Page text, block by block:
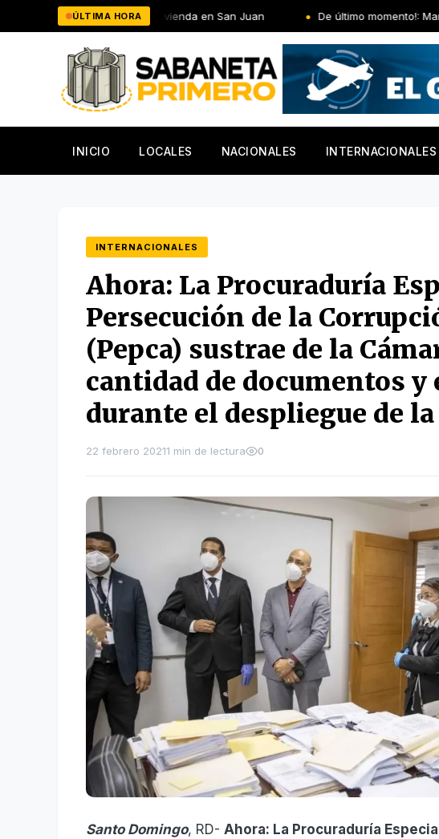
al
ÚLTIMA HORA
de una vivienda en San Juan De último momento!: Marileidy Paulino
INICIO LOCALES NACIONALES INTERNACIONALES
INTERNACIONALES
Ahora: La Procuraduría
Persecución de la
(Pepca) sustrae de la
cantidad de documentos y
durante el despliegue de
22 febrero 20211 min de lectura 0
Santo Domingo, RD- Ahora: La Procuraduría